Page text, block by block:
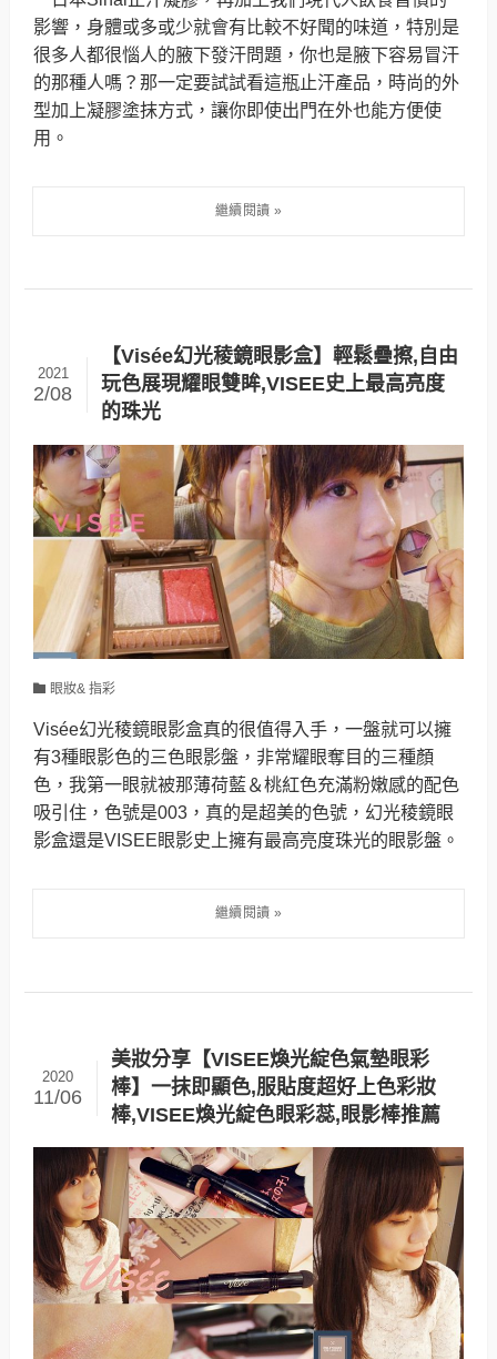
影響，身體或多或少就會有比較不好聞的味道，特別是
很多人都很惱人的腋下發汗問題，你也是腋下容易冒汗
的那種人嗎？那一定要試試看這瓶止汗產品，時尚的外
型加上凝膠塗抹方式，讓你即使出門在外也能方便使
用。
【Visée幻光稜鏡眼影盒】輕鬆疊擦,自由
玩色展現耀眼雙眸,VISEE史上最高亮度
的珠光
2021
2/08
眼妝& 指彩
Visée幻光稜鏡眼影盒真的很值得入手，一盤就可以擁
有3種眼影色的三色眼影盤，非常耀眼奪目的三種顏
色，我第一眼就被那薄荷藍＆桃紅色充滿粉嫩感的配色
吸引住，色號是003，真的是超美的色號，幻光稜鏡眼
影盒還是VISEE眼影史上擁有最高亮度珠光的眼影盤。
美妝分享【VISEE煥光綻色氣墊眼彩
棒】一抹即顯色,服貼度超好上色彩妝
棒,VISEE煥光綻色眼彩蕊,眼影棒推薦
2020
11/06